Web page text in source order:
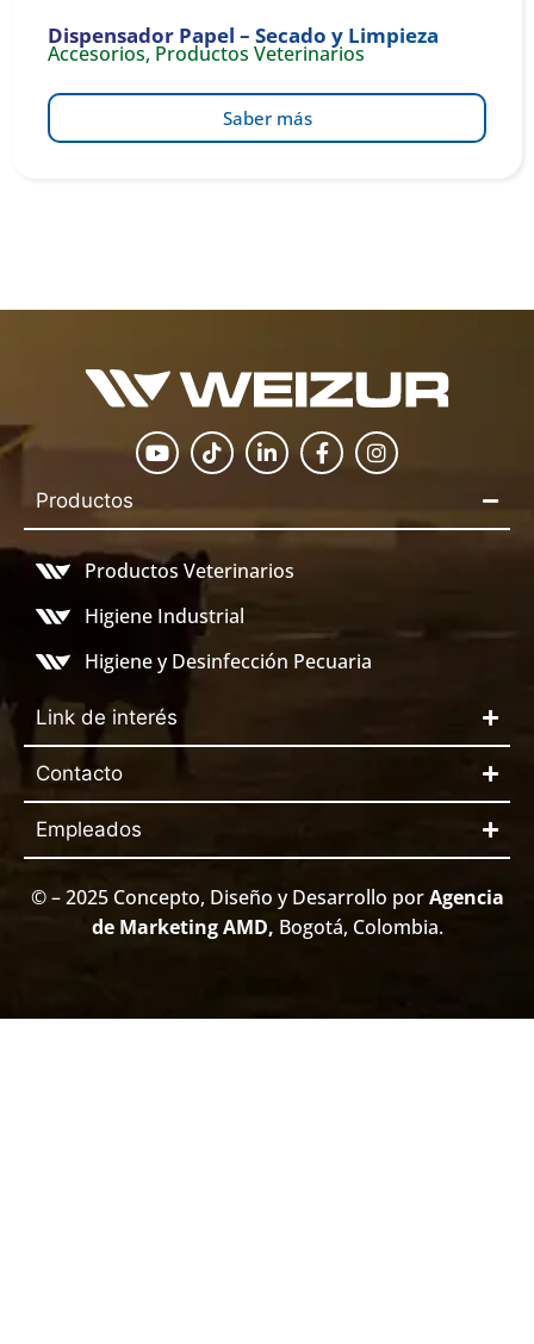
Dispensador Papel – Secado y Limpieza
Accesorios, Productos Veterinarios
Saber más
Productos
Productos Veterinarios
Higiene Industrial
Higiene y Desinfección Pecuaria
Link de interés
Contacto
Empleados
© – 2025 Concepto, Diseño y Desarrollo por Agencia
de Marketing AMD, Bogotá, Colombia.